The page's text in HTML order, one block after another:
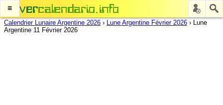
≡
Calendrier Lunaire Argentine 2026 › Lune Argentine Février 2026 › Lune
Argentine 11 Février 2026